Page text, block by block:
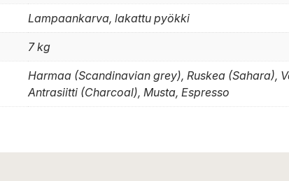
Lampaankarva, lakattu pyökki
7 kg
Harmaa (Scandinavian grey), Ruskea (Sahara),
Antrasiitti (Charcoal), Musta, Espresso